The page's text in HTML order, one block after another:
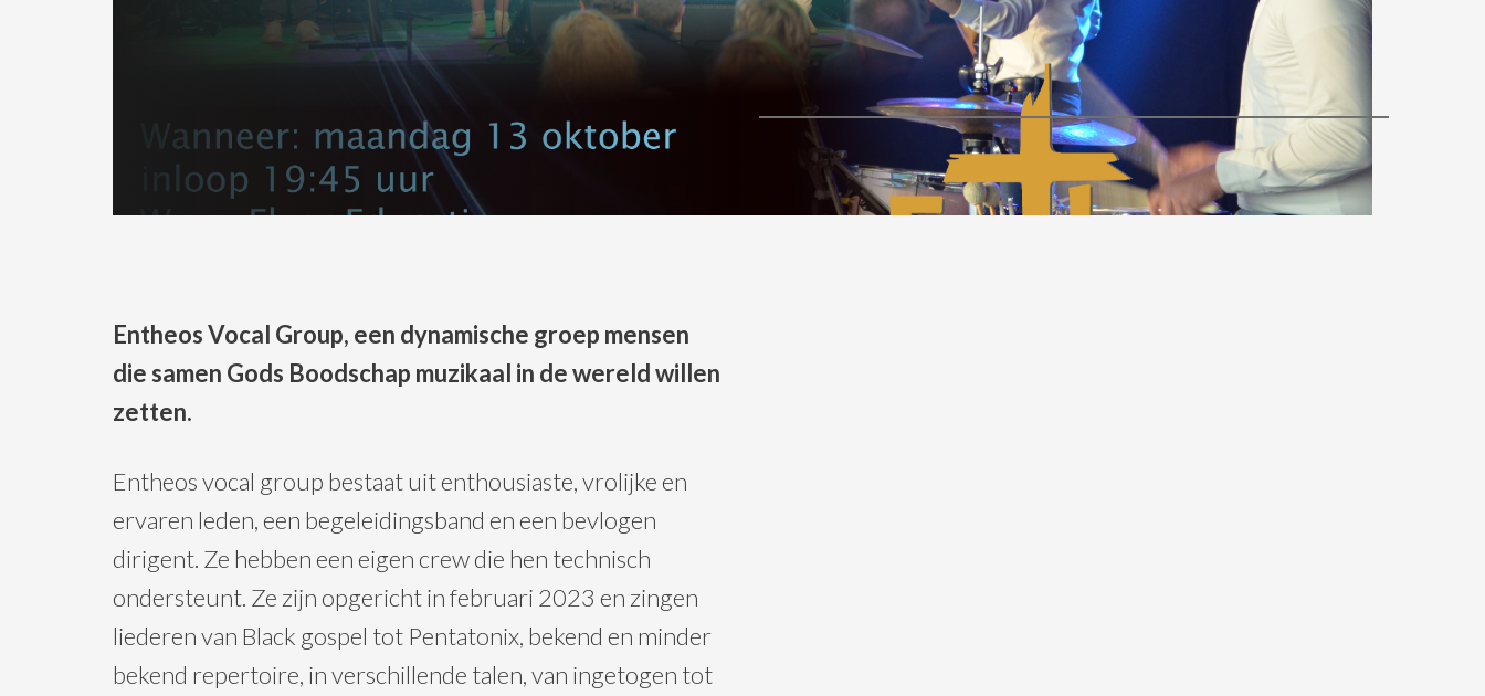
Entheos Vocal Group, een dynamische groep mensen
die samen Gods Boodschap muzikaal in de wereld willen
zetten.
Entheos vocal group bestaat uit enthousiaste, vrolijke en
ervaren leden, een begeleidingsband en een bevlogen
dirigent. Ze hebben een eigen crew die hen technisch
ondersteunt. Ze zijn opgericht in februari 2023 en zingen
liederen van Black gospel tot Pentatonix, bekend en minder
bekend repertoire, in verschillende talen, van ingetogen tot